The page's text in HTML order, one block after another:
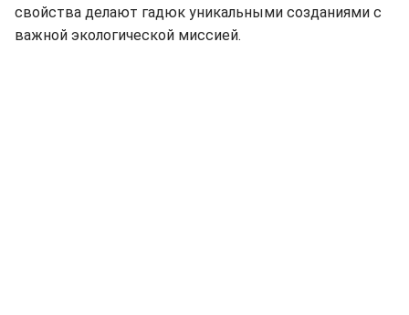
свойства делают гадюк уникальными созданиями с
важной экологической миссией.